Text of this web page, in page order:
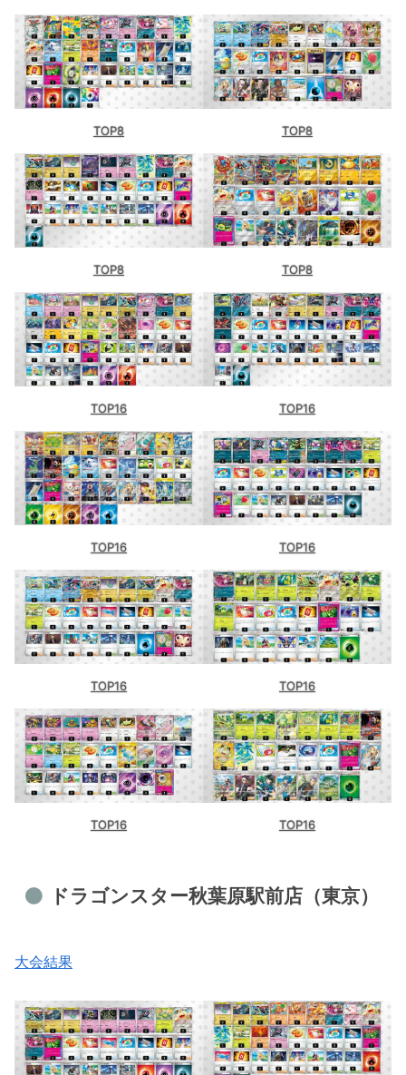
TOP8 TOP8
TOP8 TOP8
TOP16 TOP16
TOP16 TOP16
TOP16 TOP16
TOP16 TOP16
ドラゴンスター秋葉原駅前店（東京）
大会結果